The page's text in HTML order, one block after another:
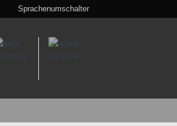
Sprachenumschalter